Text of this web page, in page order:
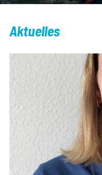
Aktuelles